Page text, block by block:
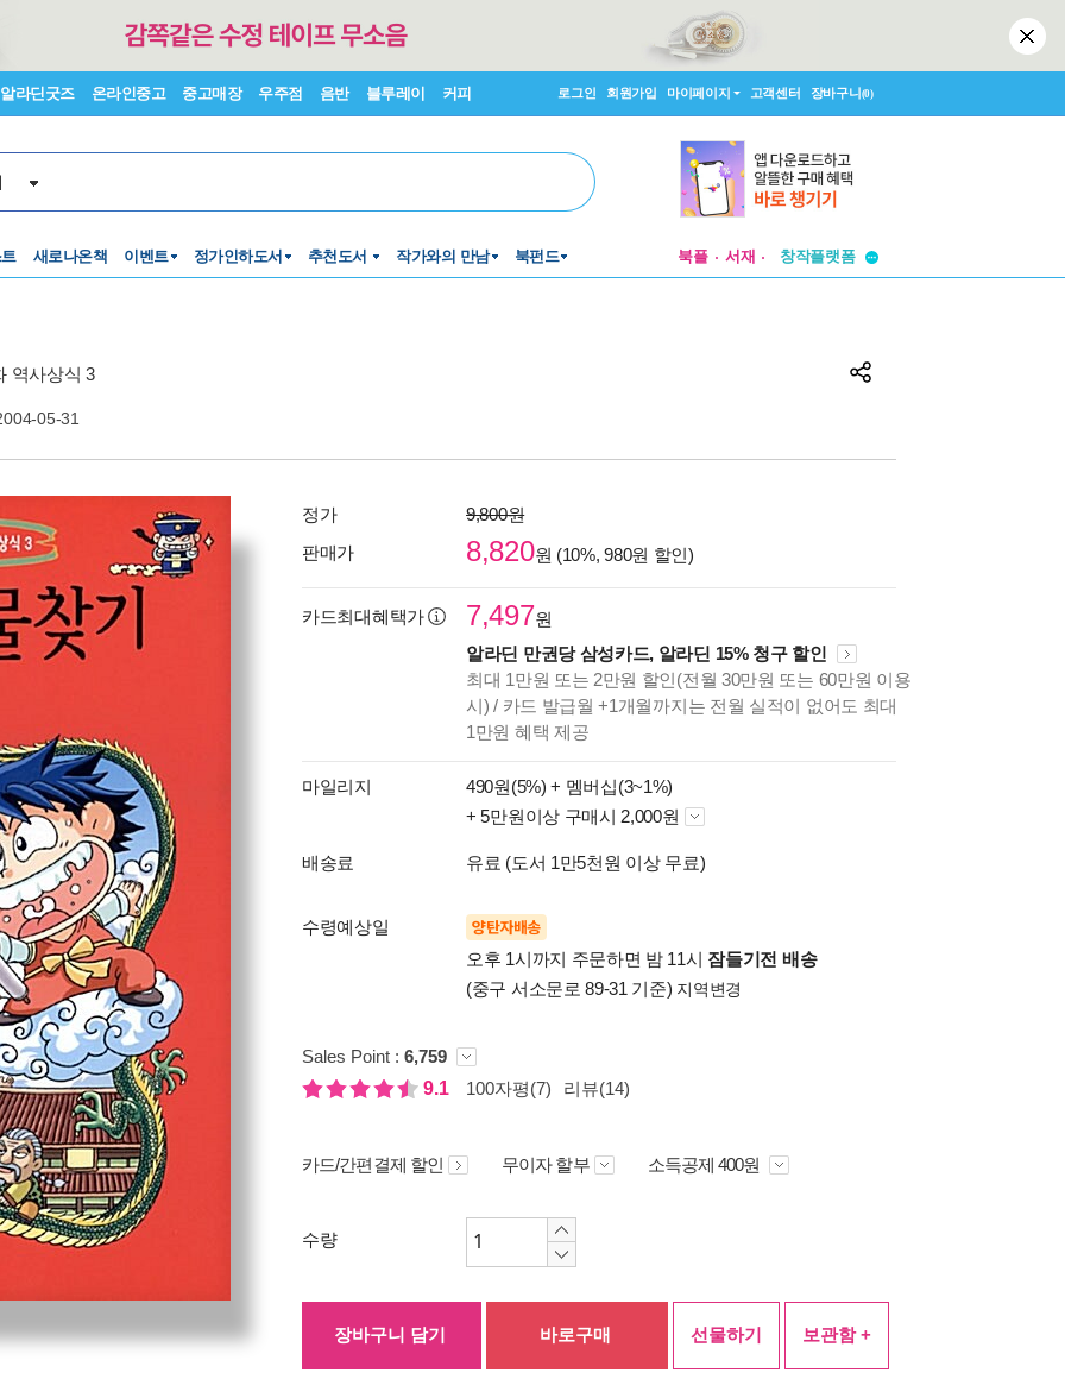
알라딘굿즈 온라인중고 중고매장 우주점 음반 블루레이 커피 로그인 회원가입 마이페이지 고객센터 장바구니(0)
새로나온책 이벤트 정가인하도서 추천도서 작가와의 만남 북펀드 북플 서재
투비컨티뉴드
투비컨티뉴드
역사상식 3
05-31
정가
9,800원
판매가
8,820원 (10%, 980원 할인)
카드최대혜택가 7,497원
알라딘 만권당 삼성카드, 알라딘 15% 청구 할인
최대 1만원 또는 2만원 할인(전월 30만원 또는 60만원 이용
시) / 카드 발급월 +1개월까지는 전월 실적이 없어도 최대
1만원 혜택 제공
마일리지 490원(5%) + 멤버십(3~1%)
+ 5만원이상 구매시 2,000원
배송료 유료 (도서 1만5천원 이상 무료)
수령예상일 양탄자배송
오후 1시까지 주문하면 밤 11시 잠들기전 배송
(중구 서소문로 89-31 기준) 지역변경
Sales Point : 6,759
9.1
100자평(7) 리뷰(14)
카드/간편결제 할인 무이자 할부 소득공제 400원
수량
장바구니 담기 바로구매 선물하기 보관함 +